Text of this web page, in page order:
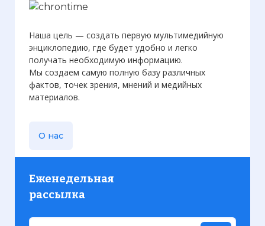
Наша цель — создать первую мультимедийную
энциклопедию, где будет удобно и легко
получать необходимую информацию.
Мы создаем самую полную базу различных
фактов, точек зрения, мнений и медийных
материалов.
О нас
Еженедельная
рассылка